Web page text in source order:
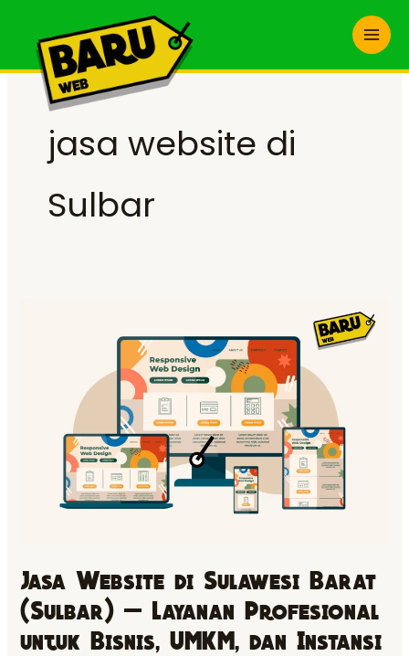
content
jasa website di
Sulbar
Jasa Website di Sulawesi Barat
(Sulbar) — Layanan Profesional
untuk Bisnis, UMKM, dan Instansi
(Sulbar)
Layanan
Profesional
UMKM,
dan
Instansi